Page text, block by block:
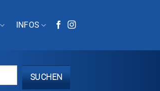
INFOS
SUCHEN